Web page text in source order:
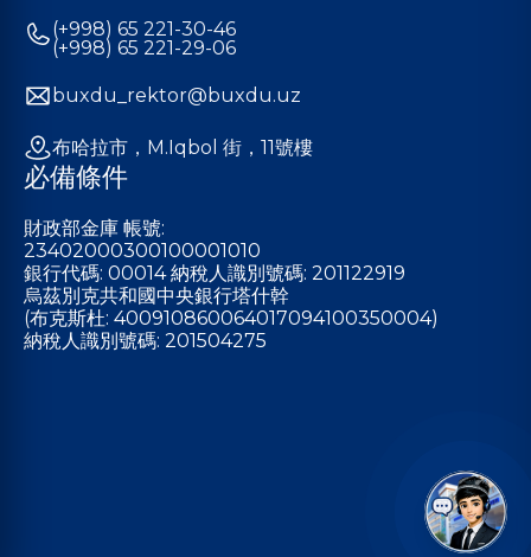
(+998) 65 221-30-46
(+998) 65 221-29-06
buxdu_rektor@buxdu.uz
布哈拉市，M.Iqbol 街，11號樓
必備條件
財政部金庫 帳號:
23402000300100001010
銀行代碼: 00014 納稅人識別號碼: 201122919
烏茲別克共和國中央銀行塔什幹
(布克斯杜: 400910860064017094100350004)
納稅人識別號碼: 201504275